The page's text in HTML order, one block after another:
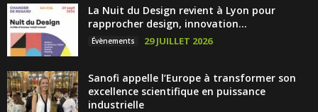
La Nuit du Design revient à Lyon pour
rapprocher design, innovation...
Évènements 29 JUILLET 2026
Sanofi appelle l’Europe à transformer son
excellence scientifique en puissance
industrielle